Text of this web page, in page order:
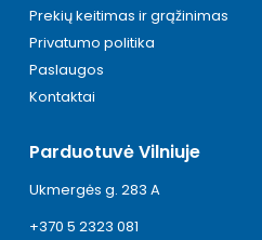
Prekių keitimas ir grąžinimas
Privatumo politika
Paslaugos
Kontaktai
Parduotuvė Vilniuje
Ukmergės g. 283 A
+370 5 2323 081